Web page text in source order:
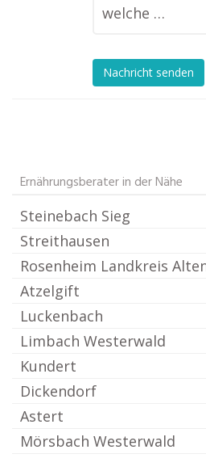
welche …
Nachricht senden
Ernährungsberater in der Nähe
Steinebach Sieg
Streithausen
Rosenheim Landkreis
Atzelgift
Luckenbach
Limbach Westerwald
Kundert
Dickendorf
Astert
Mörsbach Westerwald